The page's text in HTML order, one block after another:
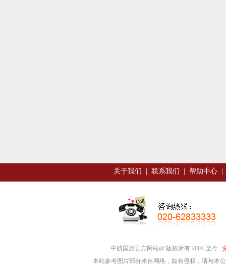
关于我们 联系我们 帮助中心
中航国旅官方网站@ 版权所有 2004-至今
本站参考图片部分来自网络，如有侵权，请与本